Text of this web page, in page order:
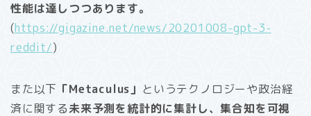
性能は達しつつあります。
(https://gigazine.net/news/20201008-gpt-3-
reddit/)
また以下 「Metaculus」 というテクノロジーや政治経
済に関する未来予測を統計的に集計し、集合知を可視